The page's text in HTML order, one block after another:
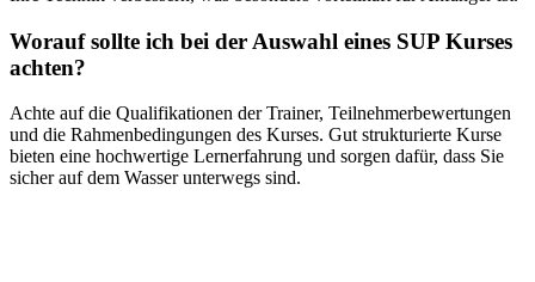
Worauf sollte ich bei der Auswahl eines SUP Kurses
achten?
Achte auf die Qualifikationen der Trainer, Teilnehmerbewertungen
und die Rahmenbedingungen des Kurses. Gut strukturierte Kurse
bieten eine hochwertige Lernerfahrung und sorgen dafür, dass Sie
sicher auf dem Wasser unterwegs sind.